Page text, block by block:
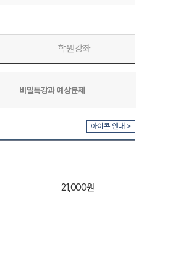
학원강좌
비밀특강과 예상문제
아이콘 안내 >
21,000원